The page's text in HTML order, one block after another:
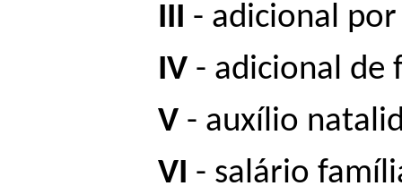
III - adicional
IV - adicional de
V - auxílio
VI - salário